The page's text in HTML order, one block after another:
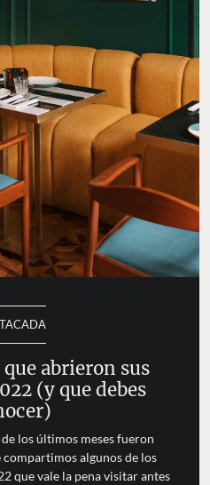
abrieron sus
(y que debes
los últimos meses fueron
algunos de los
que vale la pena visitar antes